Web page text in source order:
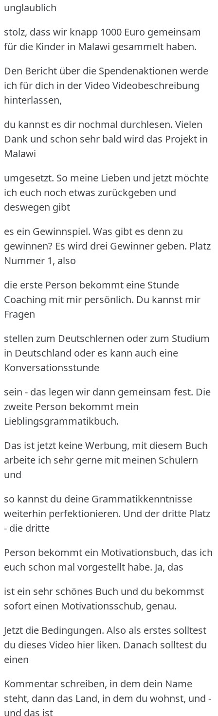
unglaublich
stolz, dass wir knapp 1000 Euro gemeinsam
für die Kinder in Malawi gesammelt haben.
Den Bericht über die Spendenaktionen werde
ich für dich in der Video Videobeschreibung
hinterlassen,
du kannst es dir nochmal durchlesen. Vielen
Dank und schon sehr bald wird das Projekt in
Malawi
umgesetzt. So meine Lieben und jetzt möchte
ich euch noch etwas zurückgeben und
deswegen gibt
es ein Gewinnspiel. Was gibt es denn zu
gewinnen? Es wird drei Gewinner geben. Platz
Nummer 1, also
die erste Person bekommt eine Stunde
Coaching mit mir persönlich. Du kannst mir
Fragen
stellen zum Deutschlernen oder zum Studium
in Deutschland oder es kann auch eine
Konversationsstunde
sein - das legen wir dann gemeinsam fest. Die
zweite Person bekommt mein
Lieblingsgrammatikbuch.
Das ist jetzt keine Werbung, mit diesem Buch
arbeite ich sehr gerne mit meinen Schülern
und
so kannst du deine Grammatikkenntnisse
weiterhin perfektionieren. Und der dritte Platz
- die dritte
Person bekommt ein Motivationsbuch, das ich
euch schon mal vorgestellt habe. Ja, das
ist ein sehr schönes Buch und du bekommst
sofort einen Motivationsschub, genau.
Jetzt die Bedingungen. Also als erstes solltest
du dieses Video hier liken. Danach solltest du
einen
Kommentar schreiben, in dem dein Name
steht, dann das Land, in dem du wohnst, und -
und das ist